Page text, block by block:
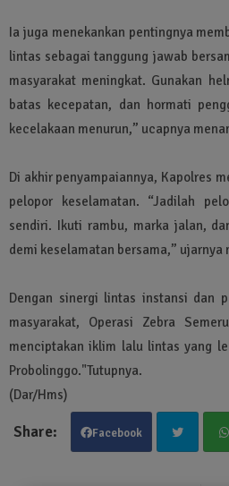
Ia juga menekankan pentingnya
lintas sebagai tanggung jawab
masyarakat meningkat. Gunakan
batas kecepatan, dan hormati
kecelakaan menurun,” ucapnya
Di akhir penyampaiannya, Kapolres
pelopor keselamatan. “Jadilah
sendiri. Ikuti rambu, marka jalan,
demi keselamatan bersama,” ujarnya
Dengan sinergi lintas instansi dan
masyarakat, Operasi Zebra
menciptakan iklim lalu lintas yang
Probolinggo."Tutupnya.
(Dar/Hms)
Facebook